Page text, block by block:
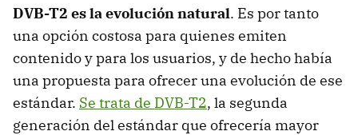
DVB-T2 es la evolución natural. Es por tanto
una opción costosa para quienes emiten
contenido y para los usuarios, y de hecho había
una propuesta para ofrecer una evolución de ese
estándar. Se trata de DVB-T2, la segunda
generación del estándar que ofrecería mayor